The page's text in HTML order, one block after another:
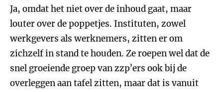
Ja, omdat het niet over de inhoud gaat, maar
louter over de poppetjes. Instituten, zowel
werkgevers als werknemers, zitten er om
zichzelf in stand te houden. Ze roepen wel dat de
snel groeiende groep van zzp’ers ook bij de
overleggen aan tafel zitten, maar dat is vanuit